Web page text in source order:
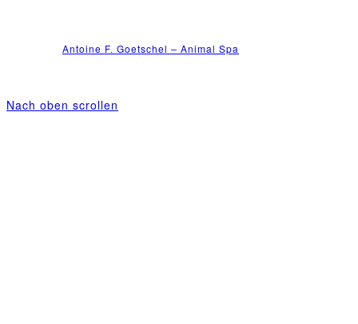
Antoine F. Goetschel – Animal Spa
Nach oben scrollen